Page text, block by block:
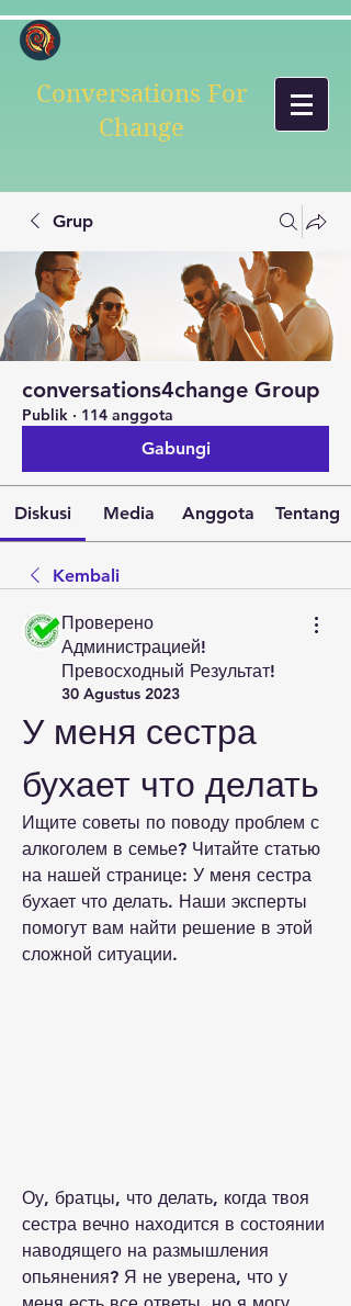
Conversations For
Change
Grup
conversations4change Group
Publik · 114 anggota
Gabungi
Diskusi Media Anggota Tentang
Kembali
Проверено
Администрацией!
Превосходный Результат!
30 Agustus 2023
У меня сестра
бухает что делать
Ищите советы по поводу проблем с
алкоголем в семье? Читайте статью
на нашей странице: У меня сестра
бухает что делать. Наши эксперты
помогут вам найти решение в этой
сложной ситуации.
Оу, братцы, что делать, когда твоя
сестра вечно находится в состоянии
наводящего на размышления
опьянения? Я не уверена, что у